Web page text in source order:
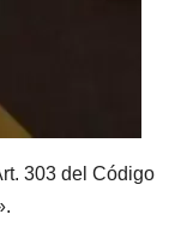
303 del Código